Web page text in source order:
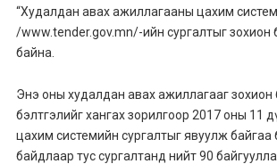
“Худалдан авах ажиллагааны цахим
/www.tender.gov.mn/-ийн сургалтыг зохион
байна.
Энэ оны худалдан авах ажиллагааг зохион
бэлтгэлийг хангах зорилгоор 2017 оны 11
цахим системийн сургалтыг явуулж байгаа
байдлаар тус сургалтанд нийт 90